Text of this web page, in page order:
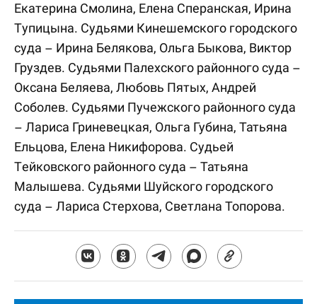
Екатерина Смолина, Елена Сперанская, Ирина
Тупицына. Судьями Кинешемского городского
суда – Ирина Белякова, Ольга Быкова, Виктор
Груздев. Судьями Палехского районного суда –
Оксана Беляева, Любовь Пятых, Андрей
Соболев. Судьями Пучежского районного суда
– Лариса Гриневецкая, Ольга Губина, Татьяна
Ельцова, Елена Никифорова. Судьей
Тейковского районного суда – Татьяна
Малышева. Судьями Шуйского городского
суда – Лариса Стерхова, Светлана Топорова.